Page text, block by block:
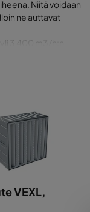
Niitä voidaan
ne auttavat
3 400 m3/h:n
patentoidulla
niin, että
ja saanut EN 1822
on
VEXL,